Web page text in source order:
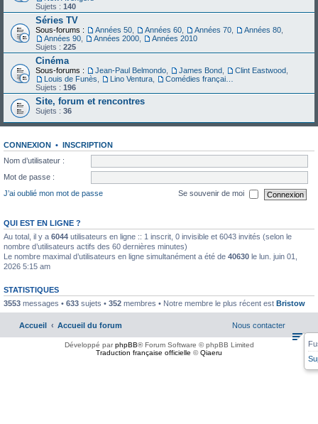
Sujets : 140
Séries TV
Sous-forums : Années 50 Années 60 Années 70 Années 80
Années 90
Années 2000
Années 2010
Sujets : 225
Cinéma
Sous-forums : Jean-Paul Belmondo James Bond Clint Eastwood
Louis de Funès
Lino Ventura
Sujets : 196
Site, forum et rencontres
Sujets : 36
CONNEXION • INSCRIPTION
Nom d’utilisateur :
Mot de passe :
J’ai oublié mon mot de passe
Se souvenir de moi
QUI EST EN LIGNE ?
Au total, il y a 6044 utilisateurs en ligne :: 1 inscrit, 0 invisible et 6043 invités (selon le
nombre d’utilisateurs actifs des 60 dernières minutes)
Le nombre maximal d’utilisateurs en ligne simultanément a été de 40630 le lun. juin 01,
2026 5:15 am
STATISTIQUES
3553 messages • 633 sujets • 352 membres • Notre membre le plus récent est Bristow
Accueil Accueil du forum Nous contacter
Développé parphpBB® Forum Software © phpBB Limited
Traduction française officielle ©Qiaeru